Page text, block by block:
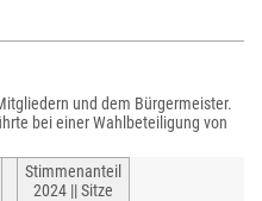
und dem Bürgermeister.
bei einer Wahlbeteiligung von
Stimmenanteil
2024 || Sitze